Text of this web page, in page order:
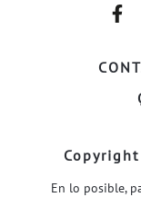
–
En lo posible,